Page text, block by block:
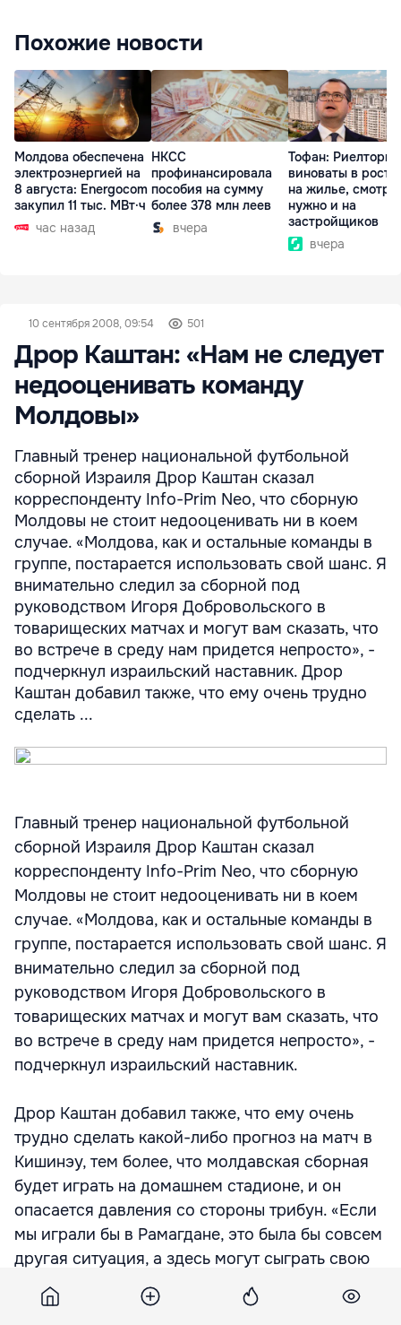
Похожие новости
Молдова обеспечена
электроэнергией на
8 августа: Energocom
закупил 11 тыс. МВт·ч
час назад
НКСС
профинансировала
пособия на сумму
более 378 млн леев
вчера
Тофан: Риелторы
виноваты в росте
на жилье,
нужно и на
застройщиков
вчера
10 сентября 2008, 09:54 501
Дрор Каштан: «Нам не следует
недооценивать команду
Молдовы»
Главный тренер национальной футбольной
сборной Израиля Дрор Каштан сказал
корреспонденту Info-Prim Neo, что сборную
Молдовы не стоит недооценивать ни в коем
случае. «Молдова, как и остальные команды в
группе, постарается использовать свой шанс. Я
внимательно следил за сборной под
руководством Игоря Добровольского в
товарищеских матчах и могут вам сказать, что
во встрече в среду нам придется непросто», -
подчеркнул израильский наставник. Дрор
Каштан добавил также, что ему очень трудно
сделать ...
Главный тренер национальной футбольной
сборной Израиля Дрор Каштан сказал
корреспонденту Info-Prim Neo, что сборную
Молдовы не стоит недооценивать ни в коем
случае. «Молдова, как и остальные команды в
группе, постарается использовать свой шанс. Я
внимательно следил за сборной под
руководством Игоря Добровольского в
товарищеских матчах и могут вам сказать, что
во встрече в среду нам придется непросто», -
подчеркнул израильский наставник.
Дрор Каштан добавил также, что ему очень
трудно сделать какой-либо прогноз на матч в
Кишинэу, тем более, что молдавская сборная
будет играть на домашнем стадионе, и он
опасается давления со стороны трибун. «Если
мы играли бы в Рамагдане, это была бы совсем
другая ситуация, а здесь могут сыграть свою
роль различные психологические факторы».